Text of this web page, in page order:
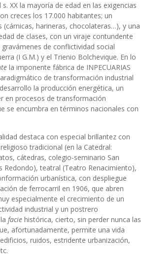
XX la mayoría de edad en las exigencias
creces los 17.000 habitantes; un
harineras, chocolateras…), y una
de clases, con un viraje contundente
de conflictividad social
(I G.M.) y el Trienio Bolchevique. En lo
la imponente fábrica de INPECUARIAS
de transformación industrial
la producción energética, un
en procesos de transformación
se encumbra en términos nacionales con
destaca con especial brillantez con
tradicional (en la Catedral:
cátedras, colegio-seminario San
teatral (Teatro Renacimiento),
urbanística, con despliegue
de ferrocarril en 1906, que abren
especialmente el crecimiento de un
industrial y un postrero
facie histórica, cierto, sin perder nunca las
afortunadamente, permite una vida
ruidos, estridente urbanización,